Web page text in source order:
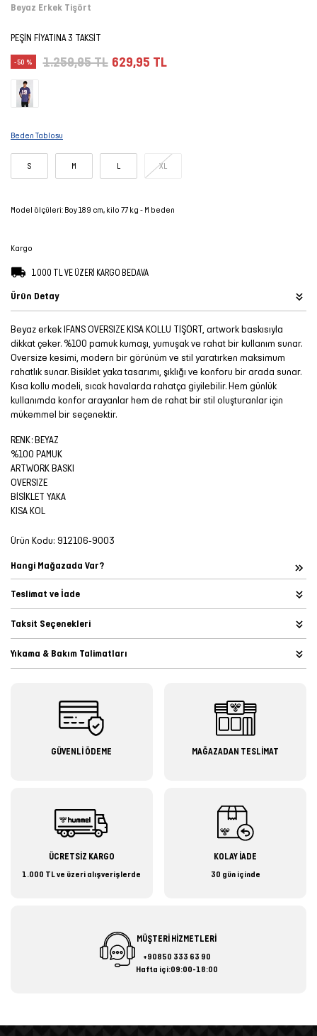
Beyaz Erkek Tişört
PEŞİN FİYATINA 3 TAKSİT
-50 % 1.259,95 TL 629,95 TL
Beden Tablosu
S M L XL
Model ölçüleri: Boy 189 cm, kilo 77 kg - M beden
Kargo
1.000 TL VE ÜZERİ KARGO BEDAVA
Ürün Detay
Beyaz erkek IFANS OVERSIZE KISA KOLLU TİŞÖRT, artwork baskısıyla
dikkat çeker. %100 pamuk kumaşı, yumuşak ve rahat bir kullanım sunar.
Oversize kesimi, modern bir görünüm ve stil yaratırken maksimum
rahatlık sunar. Bisiklet yaka tasarımı, şıklığı ve konforu bir arada sunar.
Kısa kollu modeli, sıcak havalarda rahatça giyilebilir. Hem günlük
kullanımda konfor arayanlar hem de rahat bir stil oluşturanlar için
mükemmel bir seçenektir.
RENK: BEYAZ
%100 PAMUK
ARTWORK BASKI
OVERSIZE
BİSİKLET YAKA
KISA KOL
Ürün Kodu: 912106-9003
Hangi Mağazada Var?
Teslimat ve İade
Taksit Seçenekleri
Yıkama & Bakım Talimatları
GÜVENLİ ÖDEME MAĞAZADAN TESLİMAT
ÜCRETSİZ KARGO
1.000 TL ve üzeri alışverişlerde
KOLAY İADE
30 gün içinde
MÜŞTERİ HİZMETLERİ
+90850 333 63 90
Hafta içi:09:00-18:00